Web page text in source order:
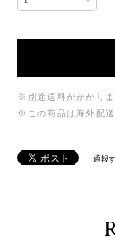
※別途送料がかかりま
※この商品は海外配送
通報